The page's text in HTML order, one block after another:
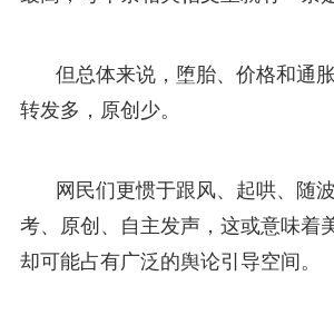
但总体来说，堕胎、价格和通
转发多，原创少。
网民们更惯于跟风、起哄、随
考、原创、自主发声，这或意味着
却可能占有广泛的舆论引导空间。